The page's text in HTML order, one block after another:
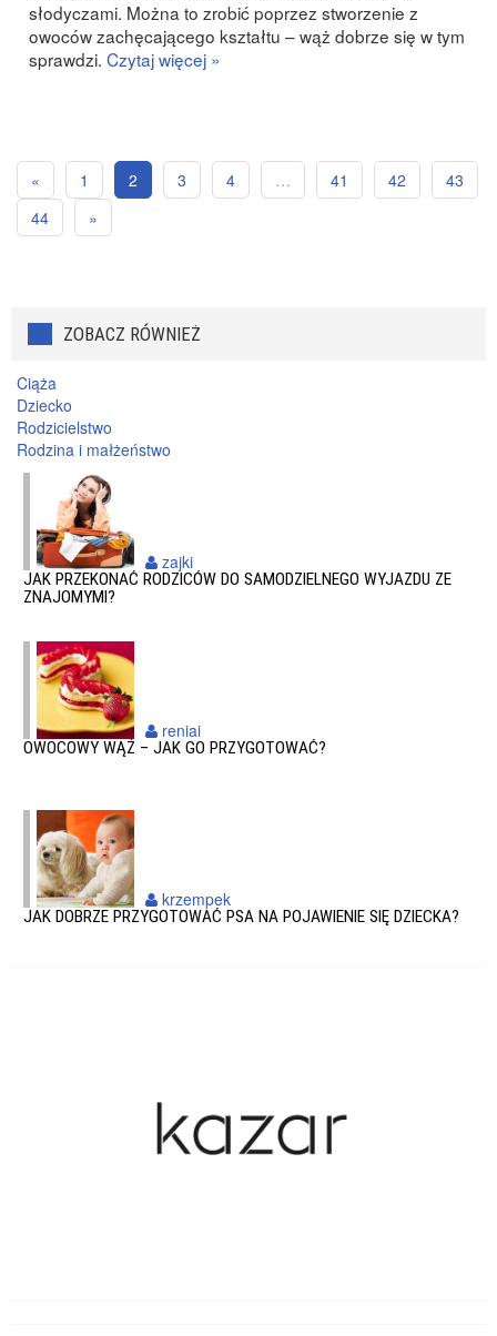
słodyczami. Można to zrobić poprzez stworzenie z
owoców zachęcającego kształtu – wąż dobrze się w tym
sprawdzi. Czytaj więcej »
« 1 2 3 4 … 41 42
43
44
»
ZOBACZ RÓWNIEŻ
Ciąża
Dziecko
Rodzicielstwo
Rodzina i małżeństwo
JAK PRZEKONAĆ RODZICÓW DO SAMODZIELNEGO WYJAZDU ZE
ZNAJOMYMI?
zajki
OWOCOWY WĄŻ – JAK GO PRZYGOTOWAĆ?
reniai
JAK DOBRZE PRZYGOTOWAĆ PSA NA POJAWIENIE SIĘ DZIECKA?
krzempek